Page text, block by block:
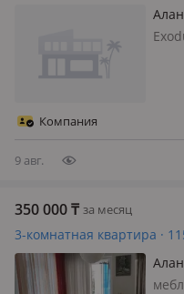
Компания
9 авг.
350 000₸ за месяц
3-комнатная квартира ·